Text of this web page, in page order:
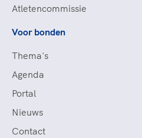
Atletencommissie
Voor bonden
Thema's
Agenda
Portal
Nieuws
Contact